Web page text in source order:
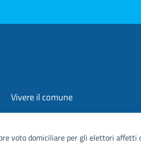
Vivere il comune
voto domiciliare per gli elettori affetti